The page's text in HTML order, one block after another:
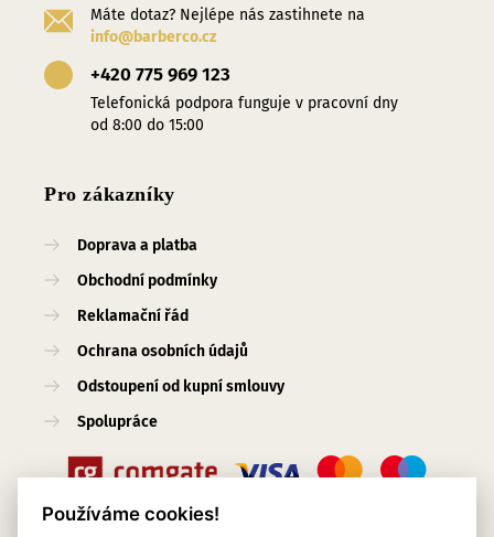
Máte dotaz? Nejlépe nás zastihnete na
info@barberco.cz
+420 775 969 123
Telefonická podpora funguje v pracovní dny
od 8:00 do 15:00
Pro zákazníky
Doprava a platba
Obchodní podmínky
Reklamační řád
Ochrana osobních údajů
Odstoupení od kupní smlouvy
Spolupráce
Používáme cookies!